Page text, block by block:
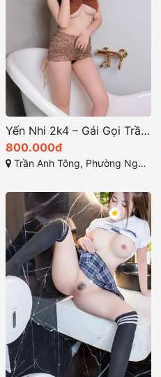
Yến Nhi 2k4 – Gái Gọi Trần Anh Tông Hot Nhất Tại Quy Nhơn – Bình Định Năm 2026
800.000đ
Trần Anh Tông, Phường Nguyễn Văn Cừ, Thành phố Quy Nhơn, Tỉnh Bình Định